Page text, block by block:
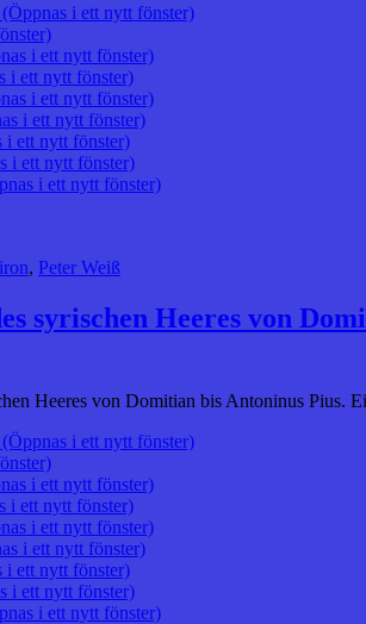
i ett nytt fönster)
i ett nytt fönster)
i ett nytt fönster)
i ett nytt fönster)
i ett nytt fönster)
i ett nytt fönster)
i ett nytt fönster)
i ett nytt fönster)
, Peter Weiß
syrischen Heeres von
Heeres von Domitian bis Antoninus Pius.
i ett nytt fönster)
i ett nytt fönster)
i ett nytt fönster)
i ett nytt fönster)
i ett nytt fönster)
i ett nytt fönster)
i ett nytt fönster)
i ett nytt fönster)